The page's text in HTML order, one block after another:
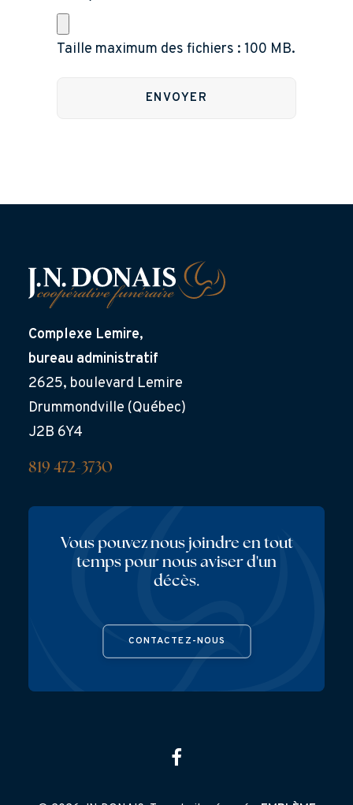
Taille maximum des fichiers : 100 MB.
Complexe Lemire,
bureau administratif
2625, boulevard Lemire
Drummondville (Québec)
J2B 6Y4
819 472-3730
Vous pouvez nous joindre en tout
temps pour nous aviser d'un
décès.
CONTACTEZ-NOUS